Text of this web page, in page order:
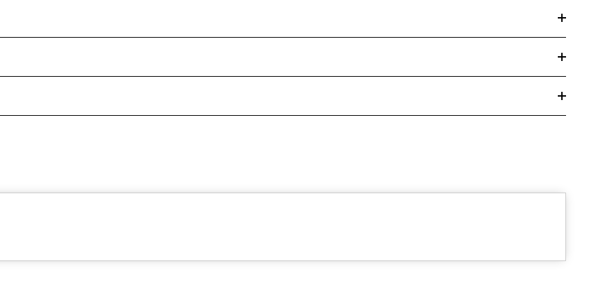
ilkbahar ve yaz günleri için idealdir.